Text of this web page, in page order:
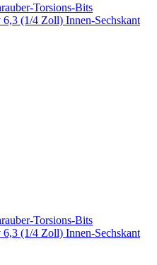
Torsions-Bits
(1/4 Zoll) Innen-Sechskant
Torsions-Bits
(1/4 Zoll) Innen-Sechskant